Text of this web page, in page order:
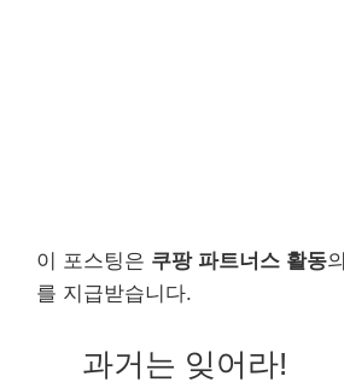
이 포스팅은 쿠팡 파트너스 활동
를 지급받습니다.
과거는 잊어라!